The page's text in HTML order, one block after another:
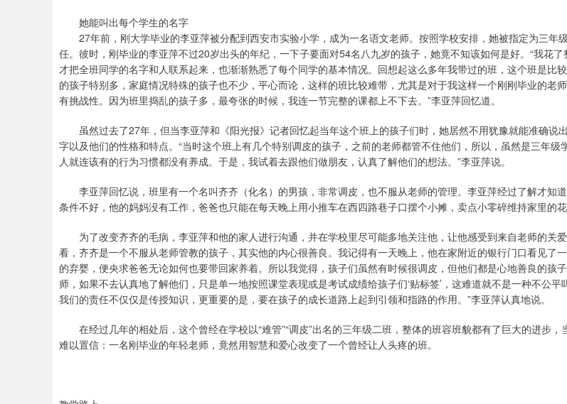
她能叫出每个学生的名字
27年前，刚大学毕业的李亚萍被分配到西安市实验小学，成为一名语文老师。按照学校安排，她被指定为三年
任。彼时，刚毕业的李亚萍不过20岁出头的年纪，一下子要面对54名八九岁的孩子，她竟不知该如何是好。“我花了
才把全班同学的名字和人联系起来，也渐渐熟悉了每个同学的基本情况。回想起这么多年我带过的班，这个班是比
的孩子特别多，家庭情况特殊的孩子也不少，平心而论，这样的班比较难带，尤其是对于我这样一个刚刚毕业的老
有挑战性。因为班里捣乱的孩子多，最夸张的时候，我连一节完整的课都上不下去。”李亚萍回忆道。
虽然过去了27年，但当李亚萍和《阳光报》记者回忆起当年这个班上的孩子们时，她居然不用犹豫就能准确说
字以及他们的性格和特点。“当时这个班上有几个特别调皮的孩子，之前的老师都管不住他们，所以，虽然是三年级
人就连该有的行为习惯都没有养成。于是，我试着去跟他们做朋友，认真了解他们的想法。”李亚萍说。
李亚萍回忆说，班里有一个名叫齐齐（化名）的男孩，非常调皮，也不服从老师的管理。李亚萍经过了解才知
条件不好，他的妈妈没有工作，爸爸也只能在每天晚上用小推车在西四路巷子口摆个小摊，卖点小零碎维持家里的花
为了改变齐齐的毛病，李亚萍和他的家人进行沟通，并在学校里尽可能多地关注他，让他感受到来自老师的关爱
看，齐齐是一个不服从老师管教的孩子，其实他的内心很善良。我记得有一天晚上，他在家附近的银行门口看见了
的弃婴，便央求爸爸无论如何也要带回家养着。所以我觉得，孩子们虽然有时候很调皮，但他们都是心地善良的孩
师，如果不去认真地了解他们，只是单一地按照课堂表现或是考试成绩给孩子们‘贴标签’，这难道就不是一种不公平
我们的责任不仅仅是传授知识，更重要的是，要在孩子的成长道路上起到引领和指路的作用。”李亚萍认真地说。
在经过几年的相处后，这个曾经在学校以“难管”“调皮”出名的三年级二班，整体的班容班貌都有了巨大的进步，
难以置信：一名刚毕业的年轻老师，竟然用智慧和爱心改变了一个曾经让人头疼的班。